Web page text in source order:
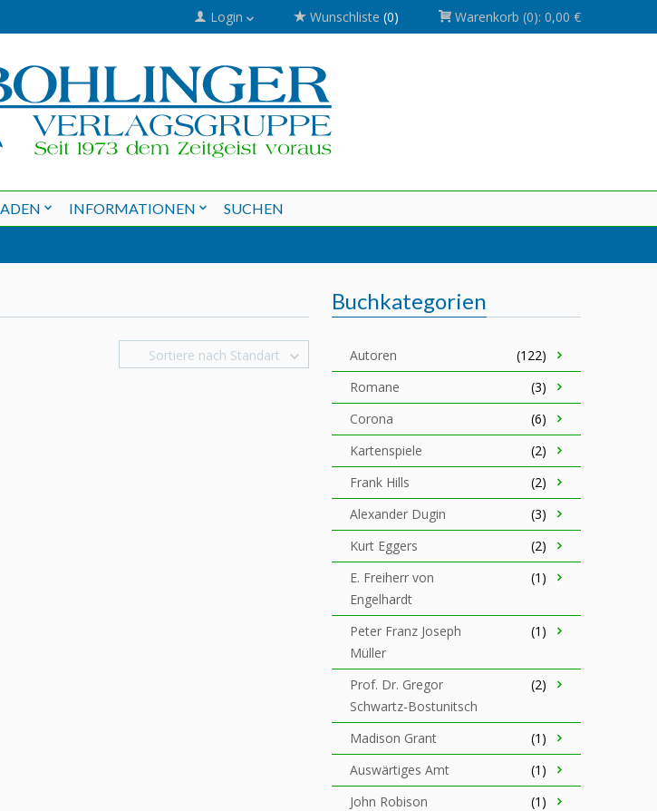
Login Wunschliste (0) Warenkorb (0): 0,00 €
INFORMATIONEN SUCHEN
Sortiere nach Standart
Buchkategorien
Autoren
(122)
Romane
(3)
Corona
(6)
Kartenspiele
(2)
Frank Hills
(2)
Alexander Dugin
(3)
Kurt Eggers
(2)
E. Freiherr von
Engelhardt
(1)
Peter Franz Joseph
Müller
(1)
Prof. Dr. Gregor
Schwartz-Bostunitsch
(2)
Madison Grant
(1)
Auswärtiges Amt
(1)
John Robison
(1)